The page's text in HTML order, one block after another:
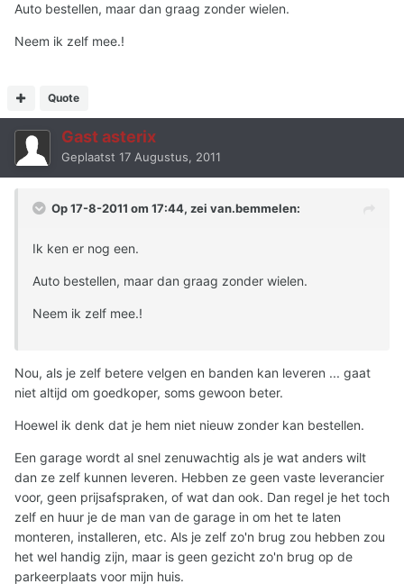
Auto bestellen, maar dan graag zonder wielen.
Neem ik zelf mee.!
Quote
Gast asterix
Geplaatst 17 Augustus, 2011
Op 17-8-2011 om 17:44, zei van.bemmelen:
Ik ken er nog een.
Auto bestellen, maar dan graag zonder wielen.
Neem ik zelf mee.!
Nou, als je zelf betere velgen en banden kan leveren ... gaat
niet altijd om goedkoper, soms gewoon beter.
Hoewel ik denk dat je hem niet nieuw zonder kan bestellen.
Een garage wordt al snel zenuwachtig als je wat anders wilt
dan ze zelf kunnen leveren. Hebben ze geen vaste leverancier
voor, geen prijsafspraken, of wat dan ook. Dan regel je het toch
zelf en huur je de man van de garage in om het te laten
monteren, installeren, etc. Als je zelf zo'n brug zou hebben zou
het wel handig zijn, maar is geen gezicht zo'n brug op de
parkeerplaats voor mijn huis.